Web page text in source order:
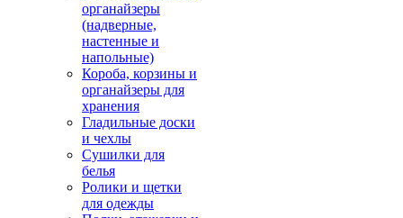
органайзеры
(надверные,
настенные и
напольные)
Короба, корзины и
органайзеры для
хранения
Гладильные доски
и чехлы
Сушилки для
белья
Ролики и щетки
для одежды